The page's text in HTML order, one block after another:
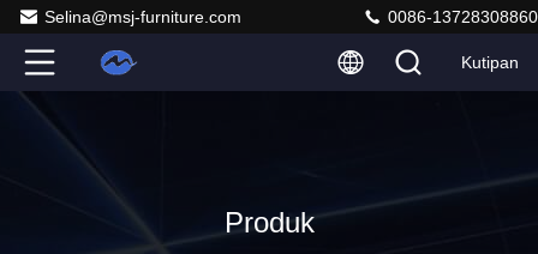
Selina@msj-furniture.com 0086-13728308860
Kutipan
Produk